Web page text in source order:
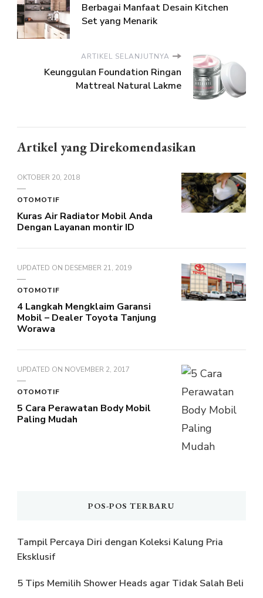
Berbagai Manfaat Desain Kitchen
Set yang Menarik
ARTIKEL SELANJUTNYA
Keunggulan Foundation Ringan
Mattreal Natural Lakme
Artikel yang Direkomendasikan
OKTOBER 20, 2018
OTOMOTIF
Kuras Air Radiator Mobil Anda
Dengan Layanan montir ID
UPDATED ON DESEMBER 21, 2019
OTOMOTIF
4 Langkah Mengklaim Garansi
Mobil – Dealer Toyota Tanjung
Worawa
UPDATED ON NOVEMBER 2, 2017
OTOMOTIF
5 Cara Perawatan Body Mobil
Paling Mudah
POS-POS TERBARU
Tampil Percaya Diri dengan Koleksi Kalung Pria
Eksklusif
5 Tips Memilih Shower Heads agar Tidak Salah Beli